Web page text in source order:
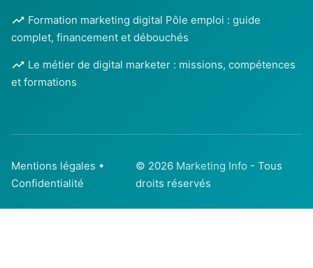
Formation marketing digital Pôle emploi : guide
complet, financement et débouchés
Le métier de digital marketer : missions, compétences
et formations
Mentions légales •
Confidentialité
© 2026 Marketing Info - Tous
droits réservés